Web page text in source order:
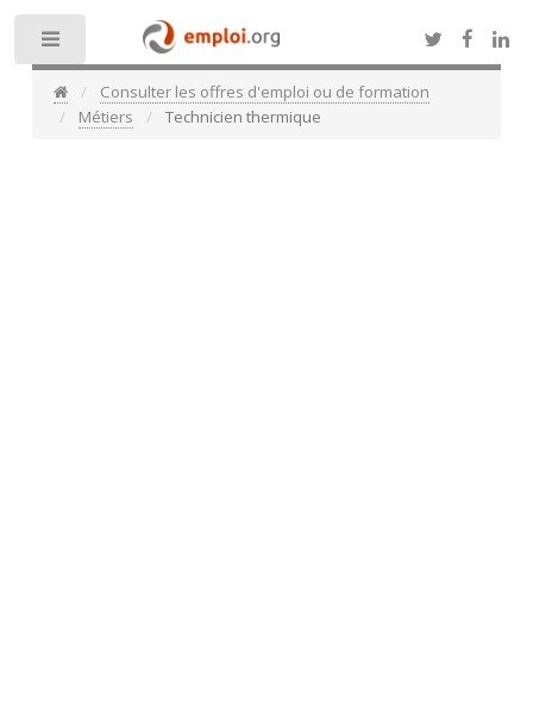
Consulter les offres d'emploi ou de formation
Métiers
Technicien thermique
Toggle